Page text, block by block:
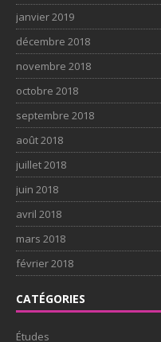
janvier 2019
décembre 2018
novembre 2018
octobre 2018
septembre 2018
août 2018
juillet 2018
juin 2018
avril 2018
mars 2018
février 2018
CATÉGORIES
Études